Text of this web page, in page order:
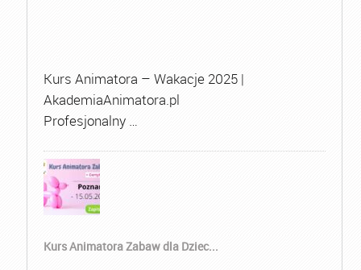
Kurs Animatora – Wakacje 2025 |
AkademiaAnimatora.pl
Profesjonalny …
Kurs Animatora Zabaw dla Dziec...